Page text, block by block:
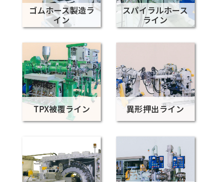
ゴムホース製造ラ
イン
スパイラルホース
ライン
TPX被覆ライン 異形押出ライン